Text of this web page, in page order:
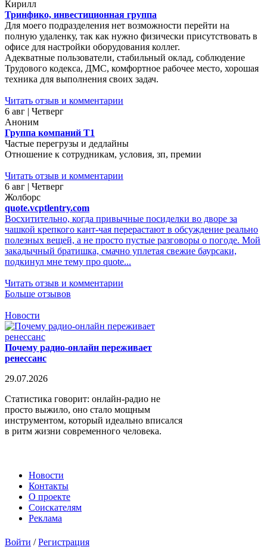
Кирилл
Тринфико, инвестиционная группа
Для моего подразделения нет возможности перейти на
полную удаленку, так как нужно физически присутствовать в
офисе для настройки оборудования коллег.
Адекватные пользователи, стабильный оклад, соблюдение
Трудового кодекса, ДМС, комфортное рабочее место, хорошая
техника для выполнения своих задач.
Читать отзыв и комментарии
6 авг | Четверг
Аноним
Группа компаний Т1
Частые перегрузы и дедлайны
Отношение к сотрудникам, условия, зп, премии
Читать отзыв и комментарии
6 авг | Четверг
Жолборс
quote.vcptlentry.com
Восхитительно, когда привычные посиделки во дворе за
чашкой крепкого кант-чая перерастают в обсуждение реально
полезных вещей, а не просто пустые разговоры о погоде. Мой
закадычный братишка, смачно уплетая свежие баурсаки,
подкинул мне тему про quote...
Читать отзыв и комментарии
Больше отзывов
Новости
Почему радио-онлайн переживает
ренессанс
29.07.2026
Статистика говорит: онлайн-радио не
просто выжило, оно стало мощным
инструментом, который идеально вписался
в ритм жизни современного человека.
Новости
Контакты
О проекте
Соискателям
Реклама
Войти /Регистрация